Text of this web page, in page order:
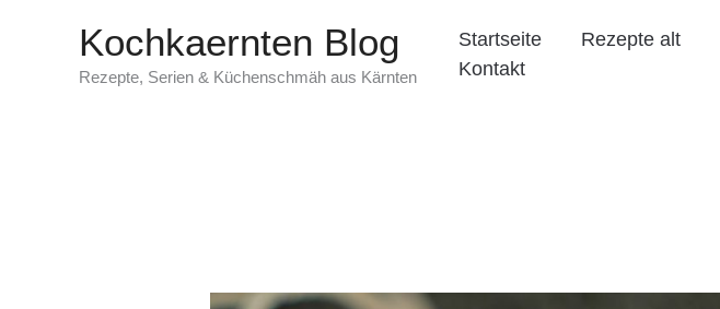
Kochkaernten Blog
Rezepte, Serien & Küchenschmäh aus Kärnten
Startseite Rezepte alt
Kontakt